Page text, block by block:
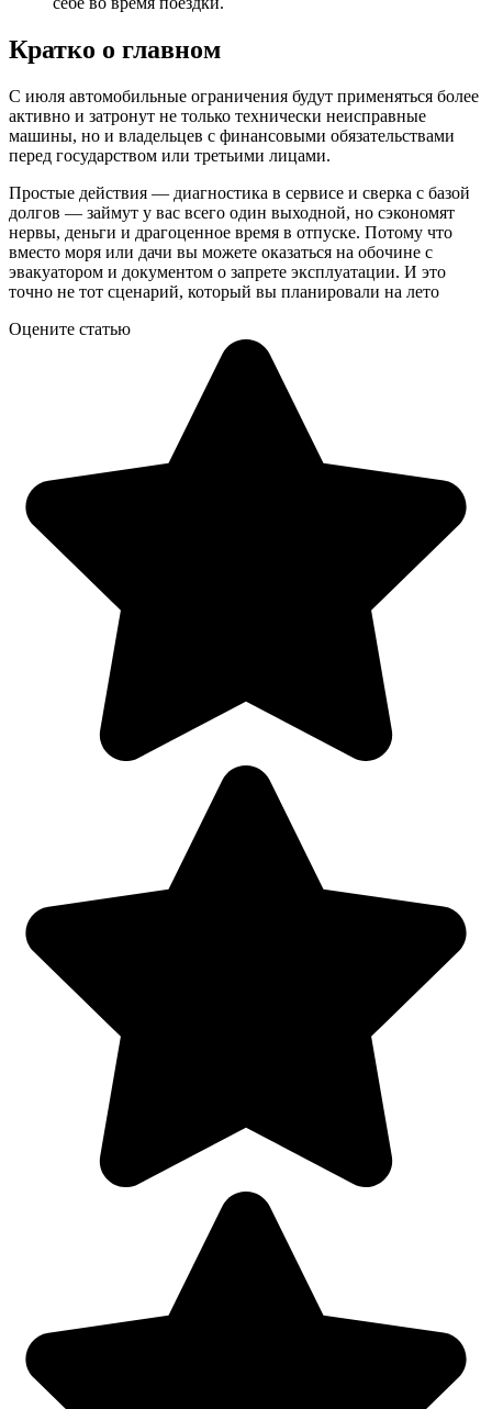
Кратко о главном
С июля автомобильные ограничения будут применяться более
активно и затронут не только технически неисправные
машины, но и владельцев с финансовыми обязательствами
перед государством или третьими лицами.
Простые действия — диагностика в сервисе и сверка с базой
долгов — займут у вас всего один выходной, но сэкономят
нервы, деньги и драгоценное время в отпуске. Потому что
вместо моря или дачи вы можете оказаться на обочине с
эвакуатором и документом о запрете эксплуатации. И это
точно не тот сценарий, который вы планировали на лето
Оцените статью